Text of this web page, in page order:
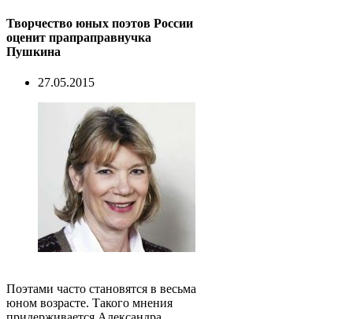
Творчество юных поэтов России
оценит прапраправнучка
Пушкина
27.05.2015
Поэтами часто становятся в весьма
юном возрасте. Такого мнения